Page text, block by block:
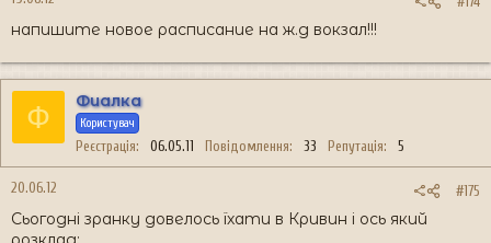
напишите новое расписание на ж.д вокзал!!!
Ф Фиалка
Користувач
Реєстрація 06.05.11 Повідомлення 33 Репутація 5
20.06.12 #175
Сьогодні зранку довелось їхати в Кривин і ось який